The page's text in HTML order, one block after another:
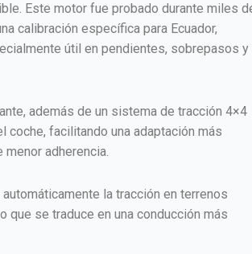
Este motor fue probado durante miles
calibración específica para Ecuador,
útil en pendientes, sobrepasos y
además de un sistema de tracción 4×4
coche, facilitando una adaptación más
adherencia.
la tracción en terrenos
que se traduce en una conducción más